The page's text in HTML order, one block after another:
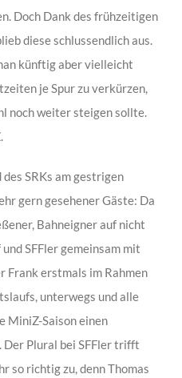
Doch Dank des frühzeitigen
diese schlussendlich aus.
künftig aber vielleicht
je Spur zu verkürzen,
noch weiter steigen sollte.
SRKs am gestrigen
gern gesehener Gäste: Da
Bahneigner auf nicht
SFFler gemeinsam mit
Frank erstmals im Rahmen
unterwegs und alle
MiniZ-Saison einen
Der Plural bei SFFler trifft
so richtig zu, denn Thomas